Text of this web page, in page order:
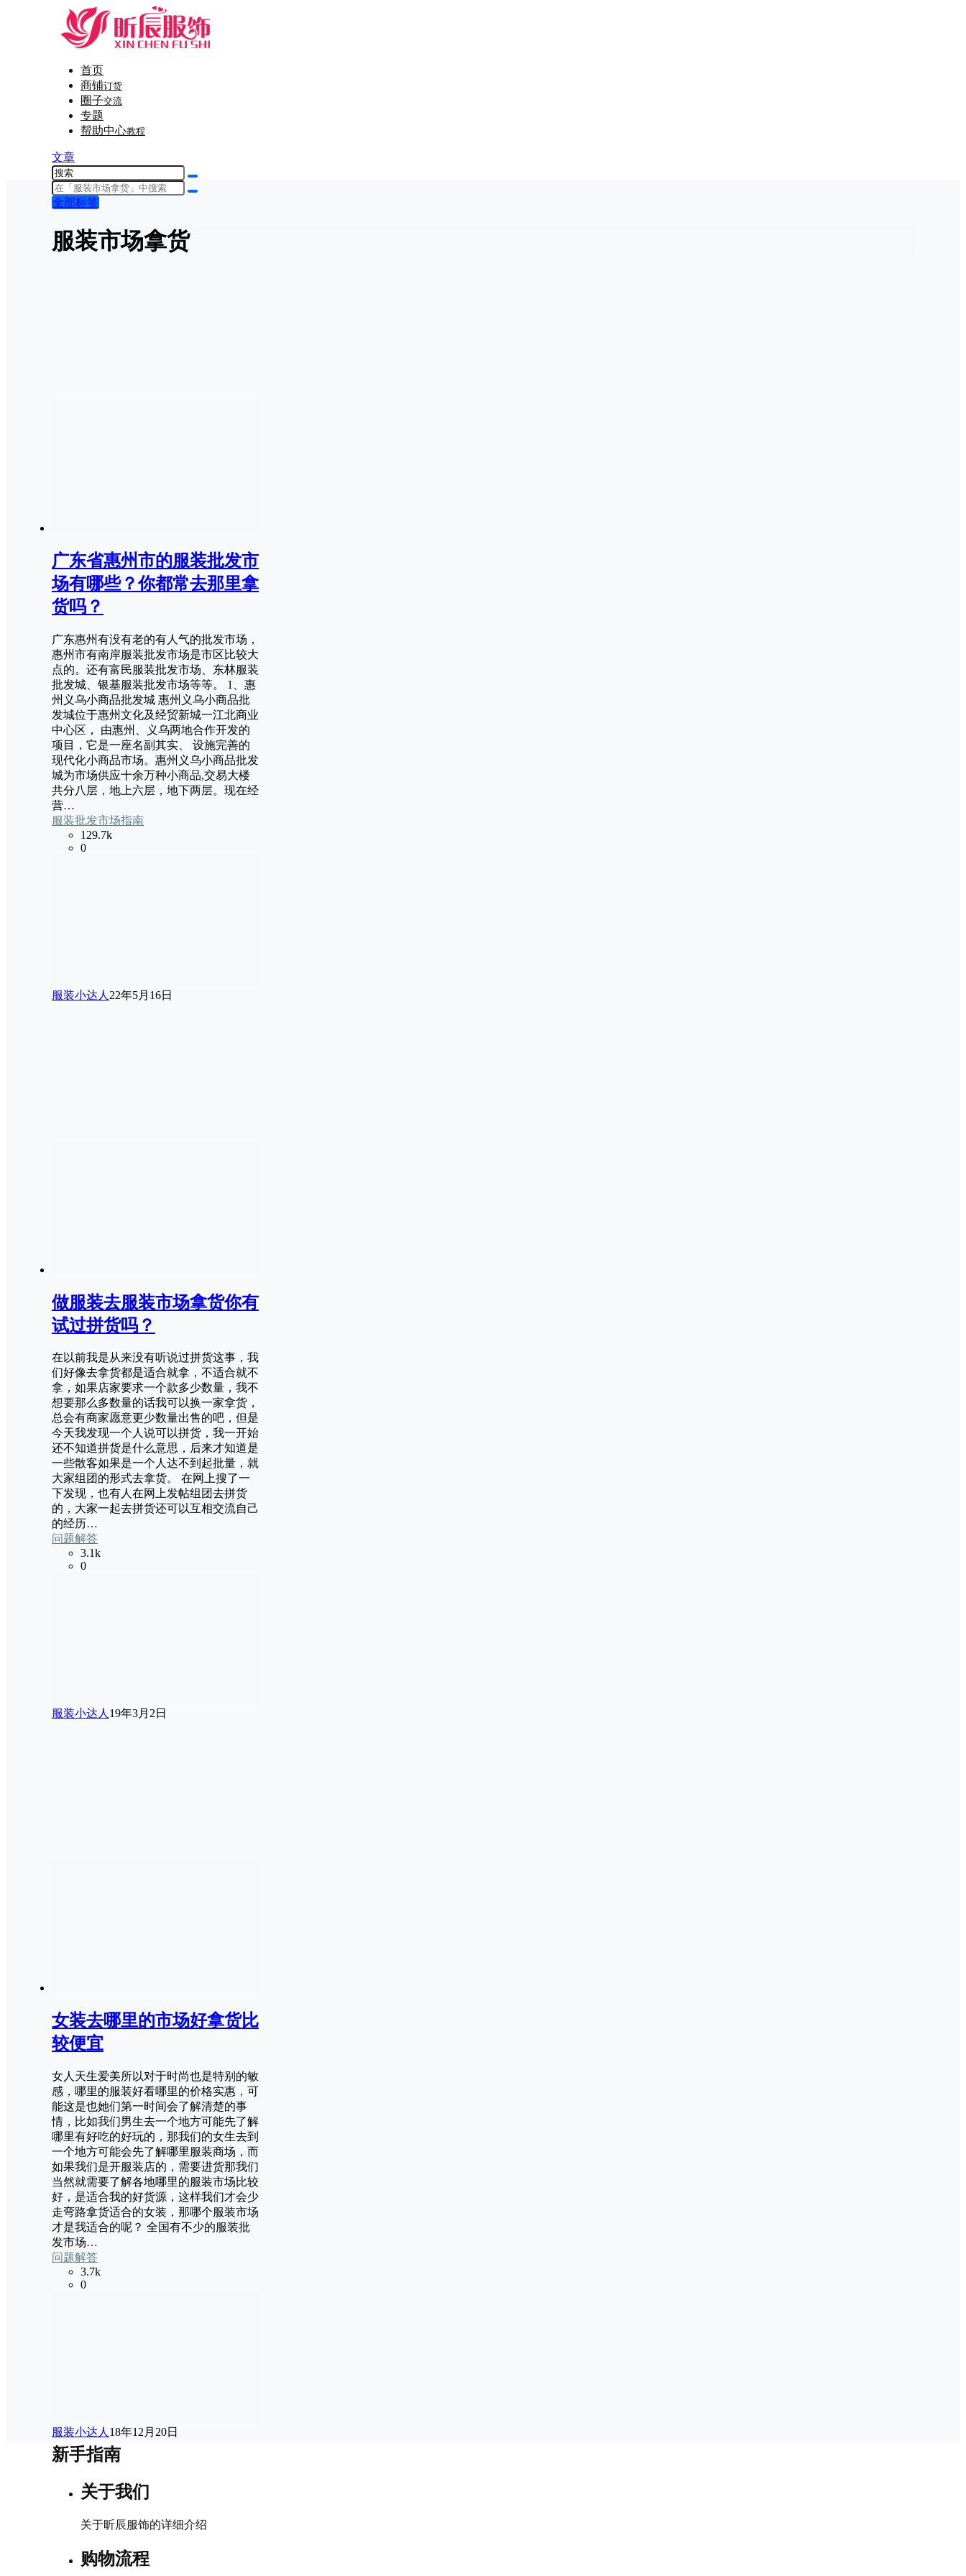
首页
商铺订货
圈子交流
专题
帮助中心教程
文章
全部标签
服装市场拿货
广东省惠州市的服装批发市
场有哪些？你都常去那里拿
货吗？
广东惠州有没有老的有人气的批发市场，
惠州市有南岸服装批发市场是市区比较大
点的。还有富民服装批发市场、东林服装
批发城、银基服装批发市场等等。 1、惠
州义乌小商品批发城 惠州义乌小商品批
发城位于惠州文化及经贸新城一江北商业
中心区， 由惠州、义乌两地合作开发的
项目，它是一座名副其实、 设施完善的
现代化小商品市场。惠州义乌小商品批发
城为市场供应十余万种小商品,交易大楼
共分八层，地上六层，地下两层。现在经
营…
服装批发市场指南
129.7k
0
服装小达人 22年5月16日
做服装去服装市场拿货你有
试过拼货吗？
在以前我是从来没有听说过拼货这事，我
们好像去拿货都是适合就拿，不适合就不
拿，如果店家要求一个款多少数量，我不
想要那么多数量的话我可以换一家拿货，
总会有商家愿意更少数量出售的吧，但是
今天我发现一个人说可以拼货，我一开始
还不知道拼货是什么意思，后来才知道是
一些散客如果是一个人达不到起批量，就
大家组团的形式去拿货。 在网上搜了一
下发现，也有人在网上发帖组团去拼货
的，大家一起去拼货还可以互相交流自己
的经历…
问题解答
3.1k
0
服装小达人19年3月2日
女装去哪里的市场好拿货比
较便宜
女人天生爱美所以对于时尚也是特别的敏
感，哪里的服装好看哪里的价格实惠，可
能这是也她们第一时间会了解清楚的事
情，比如我们男生去一个地方可能先了解
哪里有好吃的好玩的，那我们的女生去到
一个地方可能会先了解哪里服装商场，而
如果我们是开服装店的，需要进货那我们
当然就需要了解各地哪里的服装市场比较
好，是适合我的好货源，这样我们才会少
走弯路拿货适合的女装，那哪个服装市场
才是我适合的呢？ 全国有不少的服装批
发市场…
问题解答
3.7k
0
服装小达人 18年12月20日
新手指南
关于我们
关于昕辰服饰的详细介绍
购物流程